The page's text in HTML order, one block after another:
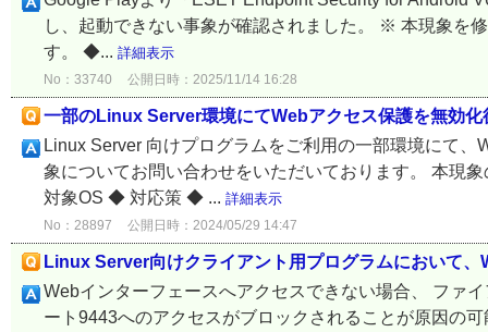
し、起動できない事象が確認されました。 ※ 本現象を
す。 ◆... 詳細表示
No：33740 公開日時：2025/11/14 16:28
一部のLinux Server環境にてWebアクセス保護を無効化
Linux Server 向けプログラムをご利用の一部環境にて
象についてお問い合わせをいただいております。 本
対象OS ◆ 対応策 ◆ ... 詳細表示
No：28897 公開日時：2024/05/29 14:47
Linux Server向けクライアント用プログラムにおいて
Webインターフェースへアクセスできない場合、 ファ
ート9443へのアクセスがブロックされることが原因の